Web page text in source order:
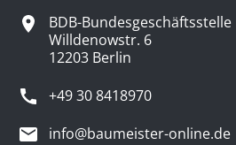
BDB-Bundesgeschäftsstelle
Willdenowstr. 6
12203 Berlin
+49 30 8418970
info@baumeister-online.de